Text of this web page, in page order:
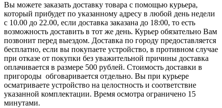
Вы можете заказать доставку товара с помощью курьера,
который прибудет по указанному адресу в любой день недели
с 10.00 до 22.00, если доставка заказана до 18:00, то есть
возможность доставить в тот же день. Курьер обязательно Вам
позвонит перед выездом. Доставка по городу предоставляется
бесплатно, если вы покупаете устройство, в противном случае
при отказе от покупки без уважительной причины доставка
оплачивается в размере 500 рублей. Стоимость доставки в
пригороды обговаривается отдельно. Вы при курьере
осматриваете устройство на целостность и соответствие
указанной комплектации. Время осмотра ограничено 15
минутами.